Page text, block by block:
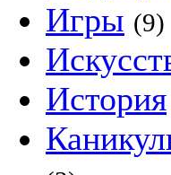
Игры (9)
История